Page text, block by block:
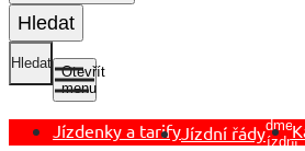
Hledat
Hledat
Otevřít
menu
Jízdenky a tarify Jízdní řádypodmenu
Jízdní